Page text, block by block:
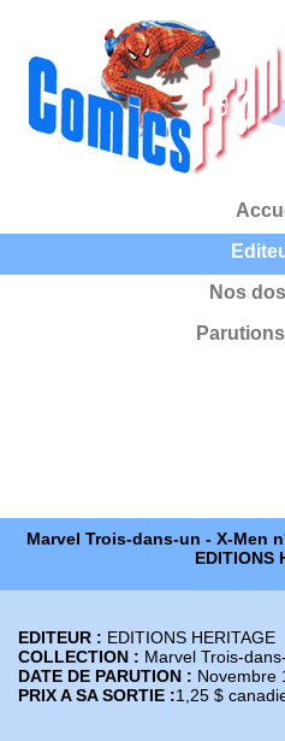
Nos
Marvel Trois-dans-un - X-Men
EDITIONS
EDITEUR : EDITIONS HERITAGE
COLLECTION : Marvel Trois-
DATE DE PARUTION : Novembre
PRIX A SA SORTIE :1,25 $